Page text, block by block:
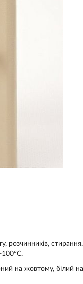
розчинників, стирання.
на жовтому, білий